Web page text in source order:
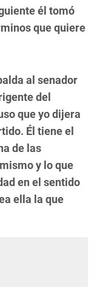
él tomó
que quiere
al senador
del
que yo dijera
Él tiene el
de las
y lo que
en el sentido
ella la que